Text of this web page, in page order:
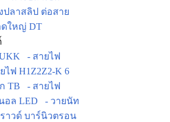
ปลาสลิป ต่อสาย
ใหญ่ DT
- สายไฟ
ไฟ H1Z2Z2-K 6
TB
- สายไฟ
อล LED
- วายนัท
าวด์ บาร์นิวตรอน